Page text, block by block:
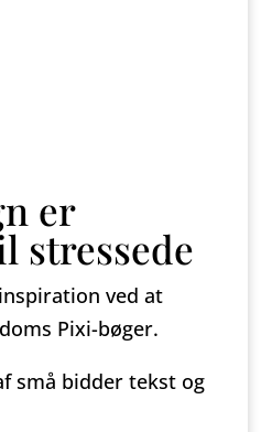
er
stressede
ved at
Pixi-bøger.
små bidder tekst og